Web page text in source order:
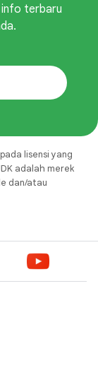
info terbaru
lisensi yang
adalah merek
dan/atau